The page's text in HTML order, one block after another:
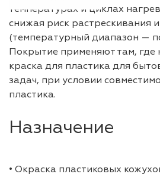
температурах и циклах
снижая риск растрескивания
(температурный диапазон —
Покрытие применяют там, где
краска для пластика для
задач, при условии
пластика.
Назначение
• Окраска пластиковых